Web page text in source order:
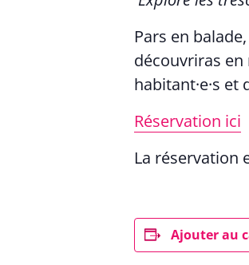
Pars en
découvriras en
habitant·e·s
Réservation ici
La réservation
Ajouter au